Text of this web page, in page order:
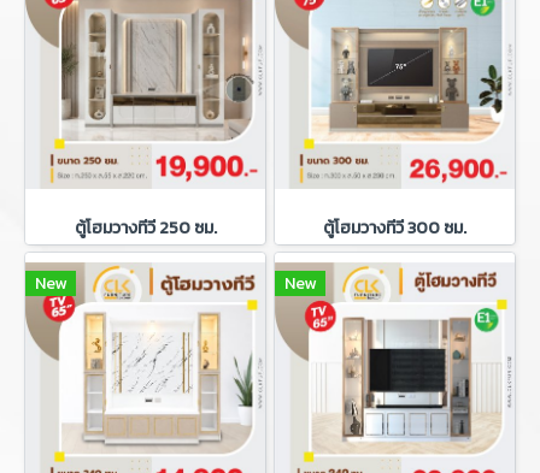
ตู้โฮมวางทีวี 250 ซม. ตู้โฮมวางทีวี 300 ซม.
New New